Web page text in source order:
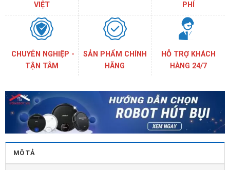
VIỆT
PHÍ
CHUYÊN NGHIỆP -
TẬN TÂM
SẢN PHẨM CHÍNH
HÃNG
HỖ TRỢ KHÁCH
HÀNG 24/7
MÔ TẢ